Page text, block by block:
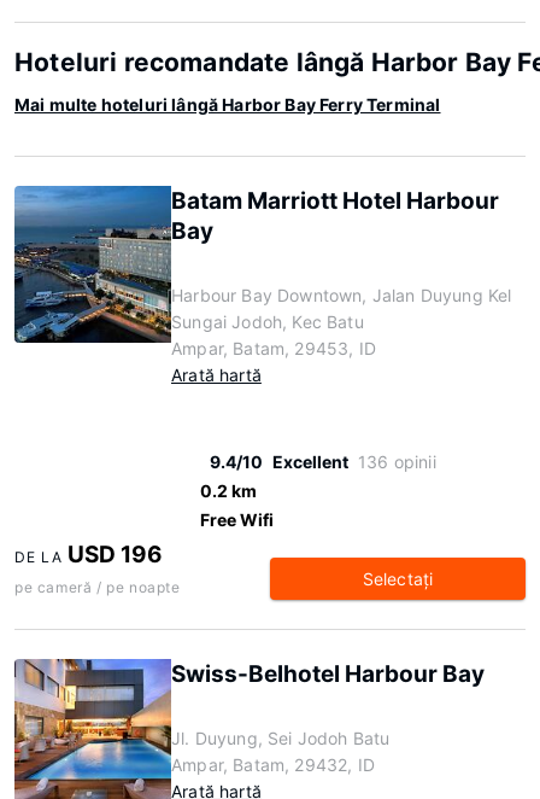
Hoteluri recomandate lângă Harbor Bay
Mai multe hoteluri lângă Harbor Bay Ferry Terminal
Batam Marriott Hotel Harbour
Bay
Harbour Bay Downtown, Jalan Duyung Kel
Sungai Jodoh, Kec Batu
Ampar, Batam, 29453, ID
Arată hartă
9.4/10 Excellent 136 opinii
0.2 km
Free Wifi
DE LA USD 196
pe cameră / pe noapte Selectaţi
Swiss-Belhotel Harbour Bay
Jl. Duyung, Sei Jodoh Batu
Ampar, Batam, 29432, ID
Arată hartă